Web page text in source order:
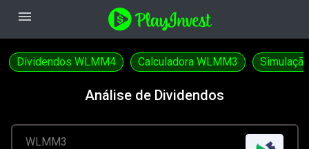
menu
Dividendos WLMM4 Calculadora WLMM3
Análise de Dividendos
WLMM3